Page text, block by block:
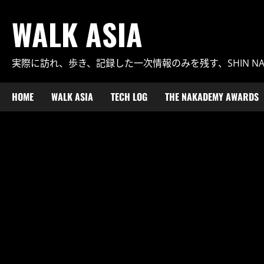
ッ
WALK ASIA
実際に訪れ、歩き、記録した一次情報のみを残す、SHIN
HOME WALK ASIA TECH LOG THE NAKADEMY AWARDS